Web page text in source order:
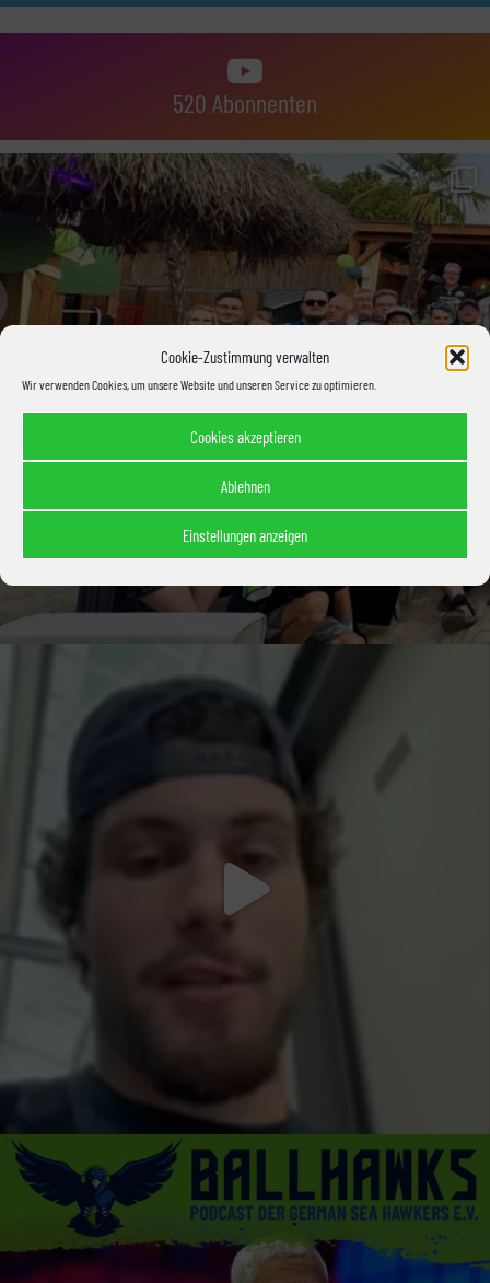
Cookie-Zustimmung verwalten
Wir verwenden Cookies, um unsere Website und unseren Service zu optimieren.
Cookies akzeptieren
Ablehnen
Einstellungen anzeigen
520 Abonnenten